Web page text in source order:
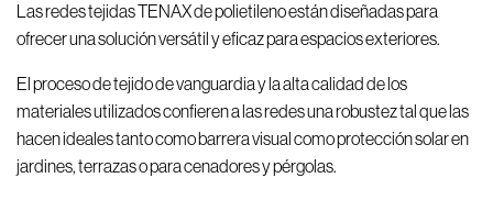
Las redes tejidas TENAX de polietileno están diseñadas para
ofrecer una solución versátil y eficaz para espacios exteriores.
El proceso de tejido de vanguardia y la alta calidad de los
materiales utilizados confieren a las redes una robustez tal que las
hacen ideales tanto como barrera visual como protección solar en
jardines, terrazas o para cenadores y pérgolas.